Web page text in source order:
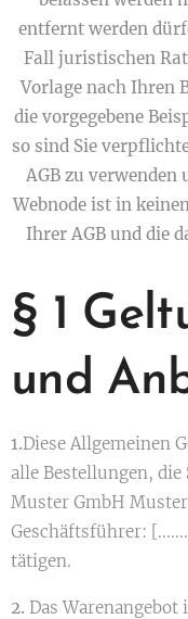
entfernt werden
Fall juristischen
Vorlage nach Ihren
die vorgegebene
so sind Sie
AGB zu verwenden
Webnode ist in
Ihrer AGB und die
§ 1
und
1.Diese Allgemeinen
alle Bestellungen,
Muster GmbH
Geschäftsführer:
tätigen.
2. Das